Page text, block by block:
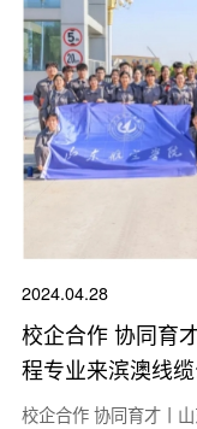
2024.04.28
校企合作 协同育
程专业来滨澳线
校企合作 协同育才丨